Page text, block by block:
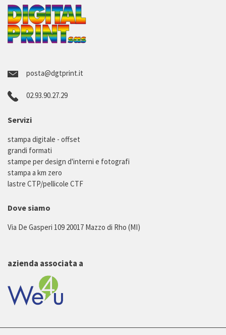
posta@dgtprint.it
02.93.90.27.29
Servizi
stampa digitale - offset
grandi formati
stampe per design d'interni e fotografi
stampa a km zero
lastre CTP/pellicole CTF
Dove siamo
Via De Gasperi 109 20017 Mazzo di Rho (MI)
azienda associata a